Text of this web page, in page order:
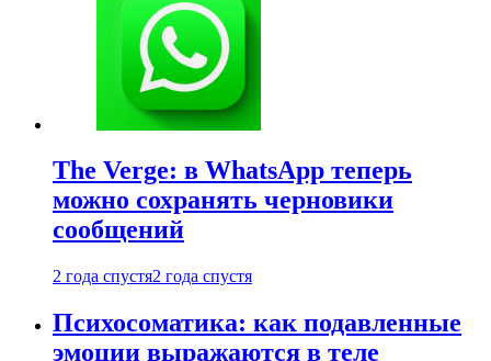
The Verge: в WhatsApp теперь
можно сохранять черновики
сообщений
2 года спустя2 года спустя
Психосоматика: как подавленные
эмоции выражаются в теле